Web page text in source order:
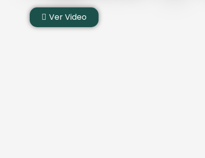
Ver Video